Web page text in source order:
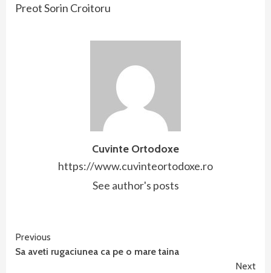
Preot Sorin Croitoru
Cuvinte Ortodoxe
https://www.cuvinteortodoxe.ro
See author's posts
Continue
Reading
Previous
Sa aveti rugaciunea ca pe o mare taina
Next